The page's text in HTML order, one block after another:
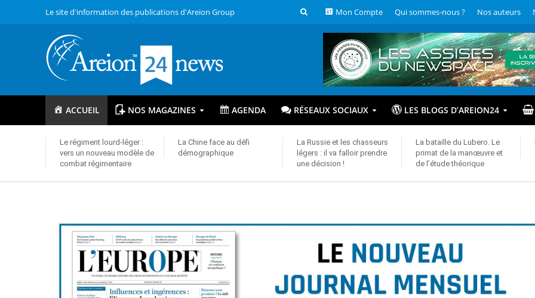
Le site d'information des publications d'Areion Group Mon Compte Qui sommes-nous ? Nos auteurs
ACCUEIL NOS MAGAZINES AGENDA RÉSEAUX SOCIAUX LES BLOGS D’AREION24
Le régiment lourd-léger :
vers un nouveau modèle de
combat régimentaire
La Chine face au défi
démographique
La Russie et les chasseurs
légers : il va falloir prendre
une décision !
La bataille du Lubero. Le
primat de la manœuvre et
de l’étude théorique